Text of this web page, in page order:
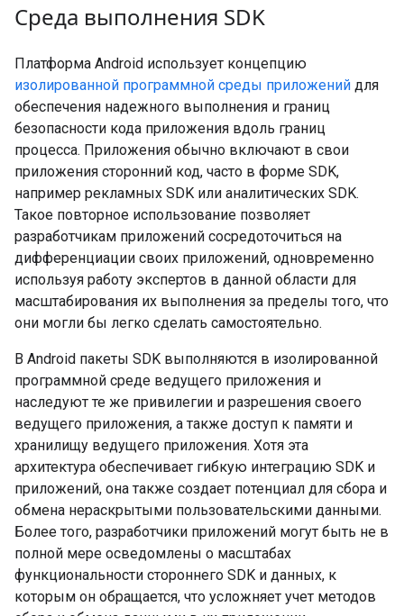
Среда выполнения SDK
Платформа Android использует концепцию
изолированной программной среды приложений для
обеспечения надежного выполнения и границ
безопасности кода приложения вдоль границ
процесса. Приложения обычно включают в свои
приложения сторонний код, часто в форме SDK,
например рекламных SDK или аналитических SDK.
Такое повторное использование позволяет
разработчикам приложений сосредоточиться на
дифференциации своих приложений, одновременно
используя работу экспертов в данной области для
масштабирования их выполнения за пределы того, что
они могли бы легко сделать самостоятельно.
В Android пакеты SDK выполняются в изолированной
программной среде ведущего приложения и
наследуют те же привилегии и разрешения своего
ведущего приложения, а также доступ к памяти и
хранилищу ведущего приложения. Хотя эта
архитектура обеспечивает гибкую интеграцию SDK и
приложений, она также создает потенциал для сбора и
обмена нераскрытыми пользовательскими данными.
Более того, разработчики приложений могут быть не в
полной мере осведомлены о масштабах
функциональности стороннего SDK и данных, к
которым он обращается, что усложняет учет методов